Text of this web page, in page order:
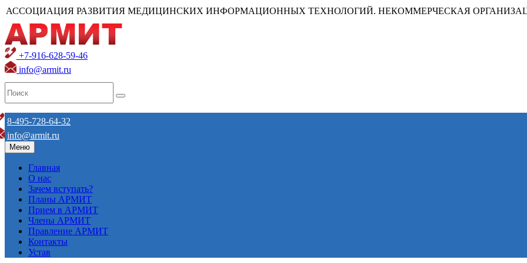
АССОЦИАЦИЯ РАЗВИТИЯ МЕДИЦИНСКИХ ИНФОРМАЦИОННЫХ ТЕХНОЛОГИЙ. НЕКОММЕРЧЕСКАЯ
+7-916-628-59-46
info@armit.ru
8-495-728-64-32
info@armit.ru
Меню
Главная
О нас
Зачем вступать?
Планы АРМИТ
Прием в АРМИТ
Члены АРМИТ
Правление АРМИТ
Контакты
Устав